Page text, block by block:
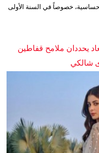
حساسية، خصوصاً في السنة الأولى
يحددان ملامح قفاطين